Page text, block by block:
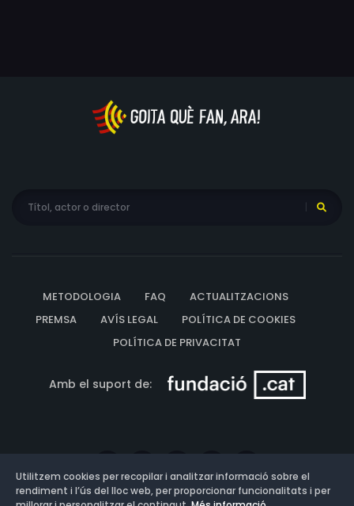
METODOLOGIA FAQ
ACTUALITZACIONS
PREMSA
AVÍS LEGAL
POLÍTICA DE COOKIES
POLÍTICA DE PRIVACITAT
Amb el suport de:
Utilitzem cookies per recopilar i analitzar informació sobre el
rendiment i l’ús del lloc web, per proporcionar funcionalitats i per